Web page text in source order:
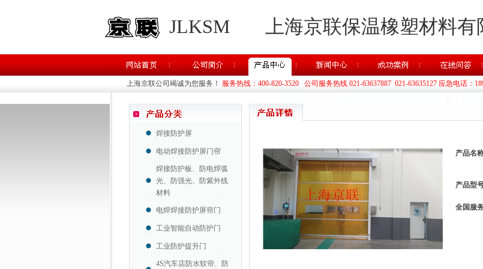
JLKSM 上海京联保温橡塑材料有
上海京联公司竭诚为您服务！ 服务热线：400-820-3520 公司服务热线 021-63637887 021-63635127 应急电话：
焊接防护屏
电动焊接防护屏门帘
焊接防护板、防电焊弧
光、防强光、防紫外线
材料
电焊焊接防护屏帘门
工业智能自动防护门
工业防护提升门
4S汽车店防水软帘、防
产品名
产品型
全国服